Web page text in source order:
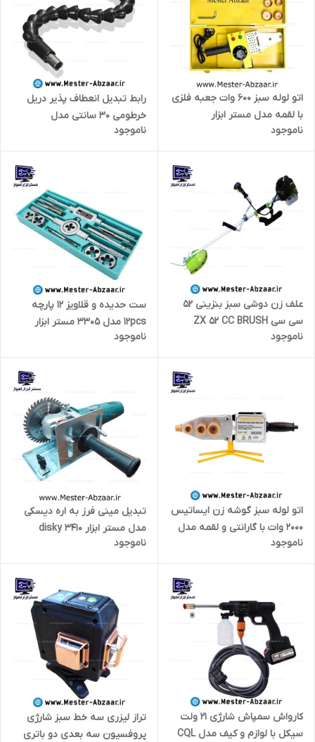
اتو لوله سبز 600 وات جعبه فلزی
با لقمه مدل مستر ابزار
MASTER 600
ناموجود
رابط تبدیل انعطاف پذیر دریل
خرطومی 30 سانتی مدل
TRANSFER 2747
ناموجود
علف زن دوشی سبز بنزینی 52
سی سی ZX 52 CC BRUSH
CUTTER
ناموجود
ست حدیده و قلاویز 12 پارچه
12pcs مدل 3305 مستر ابزار
اهواز
ناموجود
اتو لوله سبز گوشه زن ایساتیس
۲۰۰۰ وات با گارانتی و لقمه مدل
is۳۰۰
ناموجود
تبدیل مینی فرز به اره دیسکی
مدل مستر ابزار disky 3410
ناموجود
کارواش سمپاش شارژی 21 ولت
سیکل با لوازم و کیف مدل CQL
تراز لیزری سه خط سبز شارژی
پروفسیون سه بعدی دو باتری